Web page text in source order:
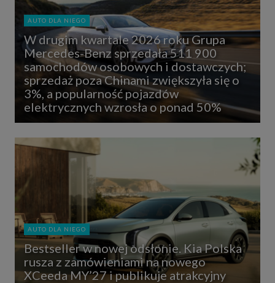
AUTO DLA NIEGO
W drugim kwartale 2026 roku Grupa
Mercedes-Benz sprzedała 511 900
samochodów osobowych i dostawczych;
sprzedaż poza Chinami zwiększyła się o
3%, a popularność pojazdów
elektrycznych wzrosła o ponad 50%
AUTO DLA NIEGO
Bestseller w nowej odsłonie. Kia Polska
rusza z zamówieniami na nowego
XCeeda MY’27 i publikuje atrakcyjny